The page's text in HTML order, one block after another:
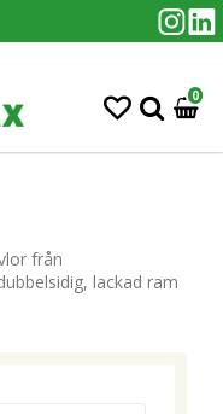
0
från
lackad ram